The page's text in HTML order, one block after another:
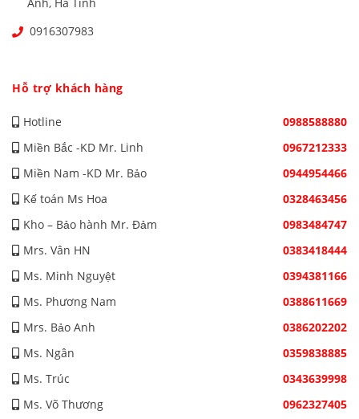
0916307983
Hỗ trợ khách hàng
Hotline
0988588880
Miền Bắc -KD Mr. Linh
0967212333
Miền Nam -KD Mr. Bảo
0944954466
Kế toán Ms Hoa
0328463456
Kho – Bảo hành Mr. Đảm
0983484747
Mrs. Vân HN
0383418444
Ms. Minh Nguyệt
0394381166
Ms. Phương Nam
0388611669
Mrs. Bảo Anh
0386202202
Ms. Ngân
0359838885
Ms. Trúc
0343639998
Ms. Võ Thương
0962327405